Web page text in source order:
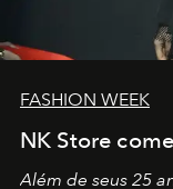
FASHION WEEK
NK Store
Além de seus 25